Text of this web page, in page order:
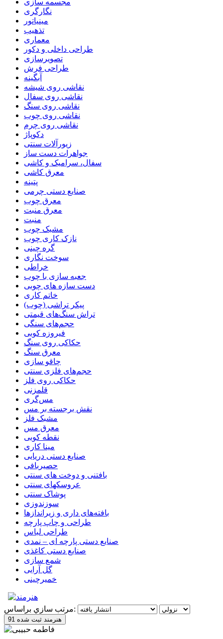
مجسمه سازی
نگارگری
مینیاتور
تذهیب
معماری
طراحی داخلی و دکور
تصویرسازی
طراحی فرش
آبگینه
نقاشی روی شیشه
نقاشی روی سفال
نقاشی روی سنگ
نقاشی روی چوب
نقاشی روی چرم
دکوپاژ
زیورآلات سنتی
جواهرات دست ساز
سفال، سرامیک و کاشی
معرق کاشی
پتینه
صنایع دستی چرمی
معرق چوب
معرق منبت
منبت
مشبک چوب
نازک کاری چوب
گره چینی
سوخت نگاری
خراطی
جعبه سازی با چوب
دست سازه های چوبی
خاتم کاری
پیکر تراشی (چوب)
تراش سنگ‌های قیمتی
حجم‌های سنگی
فیروزه کوبی
حکاکی روی سنگ
معرق سنگ
چاقو سازی
حجم‌های فلزی سنتی
حکاکی روی فلز
قلمزنی
مس‌گری
نقش برجسته بر مس
مشبک فلز
معرق مس
نقطه کوبی
مینا کاری
صنایع دستی دریایی
حصیربافی
بافتنی‌ و دوخت های سنتی
عروسکهای سنتی
پوشاک سنتی
سوزندوزی
بافته‌های داری و زیراندازها
طراحی و چاپ پارچه
طراحی لباس
صنایع دستی پارچه ای – نمدی
صنایع دستی کاغذی
شمع سازی
گل آرایی
خمیرچینی
مرتب سازي براساس:
91 هنرمند ثبت شده